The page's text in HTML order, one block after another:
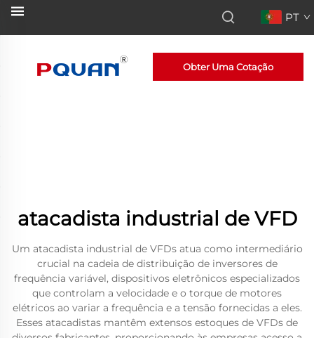
PT
Obter Uma Cotação
atacadista industrial de VFD
Um atacadista industrial de VFDs atua como intermediário
crucial na cadeia de distribuição de inversores de
frequência variável, dispositivos eletrônicos especializados
que controlam a velocidade e o torque de motores
elétricos ao variar a frequência e a tensão fornecidas a eles.
Esses atacadistas mantêm extensos estoques de VFDs de